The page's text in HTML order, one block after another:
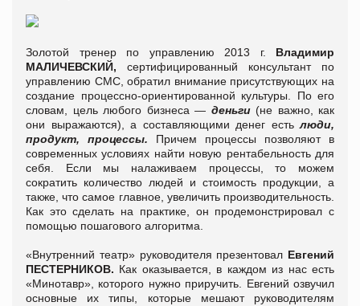
Золотой тренер по управлению 2013 г. Владимир
МАЛИЧЕВСКИЙ, сертифицированный консультант по
управлению СМС, обратил внимание присутствующих на
создание процессно-ориентированной культуры. По его
словам, цель любого бизнеса — деньги(не важно, как
они выражаются), а составляющими денег естьлюди,
продукт, процессы. Причем процессы позволяют в
современных условиях найти новую рентабельность для
себя. Если мы налаживаем процессы, то можем
сократить количество людей и стоимость продукции, а
также, что самое главное, увеличить производительность.
Как это сделать на практике, он продемонстрировал с
помощью пошагового алгоритма.
«Внутренний театр» руководителя презентовал Евгений
ПЕСТЕРНИКОВ. Как оказывается, в каждом из нас есть
«Минотавр», которого нужно приручить. Евгений озвучил
основные их типы, которые мешают руководителям